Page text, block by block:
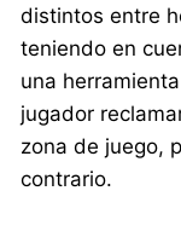
distintos entre
teniendo en
una
jugador
zona de juego,
contrario.